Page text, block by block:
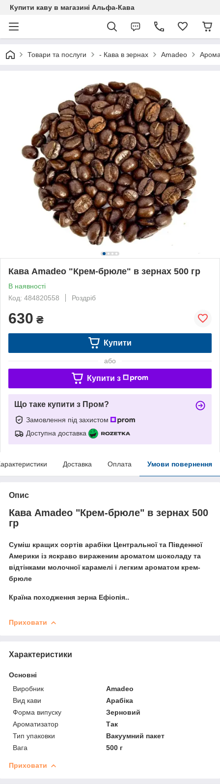
Купити каву в магазині Альфа-Кава
Товари та послуги - Кава в зернах Amadeo
Кава Amadeo "Крем-брюле" в зернах 500 гр
В наявності
Код: 484820558
Роздріб
630 ₴
Купити
або
Купити з
Що таке купити з Пром?
Замовлення під захистом
Доступна доставка
Доставка Оплата Умови повернення
Опис
Кава Amadeo "Крем-брюле" в зернах 500
гр
Суміш кращих сортів арабіки Центральної та Південної
Америки із яскраво вираженим ароматом шоколаду та
відтінками молочної карамелі і легким ароматом крем-
брюле
Країна походження зерна Ефіопія..
Приховати
Характеристики
Основні
Виробник
Amadeo
Вид кави
Арабіка
Форма випуску
Зерновий
Ароматизатор
Так
Тип упаковки
Вакуумний пакет
Вага
500 г
Приховати